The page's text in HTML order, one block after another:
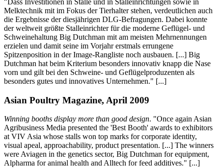
Melktechnik mit im Fokus der Tierhalter stehen, verdeutlichen auch
die Ergebnisse der diesjährigen DLG-Befragungen. Dabei konnte
der weltweit größte Stalleinrichter für die moderne Geflügel- und
Schweinehaltung Big Dutchman mit am meisten Mehrnennungen
erzielen und damit seine im Vorjahr erstmals errungene
Spitzenposition in der Image-Rangliste noch ausbauen. [...] Big
Dutchman hat beim Kriterium besonders innovativ knapp die Nase
vorn und gilt bei den Schweine- und Geflügelproduzenten als
besonders gutes und innovatives Unternehmen." [...]
Asian Poultry Magazine, April 2009
Winning booths display more than good design. "Once again Asian
Agribusiness Media presented the 'Best Booth' awards to exhibitors
at VIV Asia whose stalls won top marks for corporate identity,
visual apeal, approachability, product presentation. [...] The winners
were Aviagen in the genetics sector, Big Dutchman for equipment,
Alpharma for animal health and Alltech for feed additives." [...]